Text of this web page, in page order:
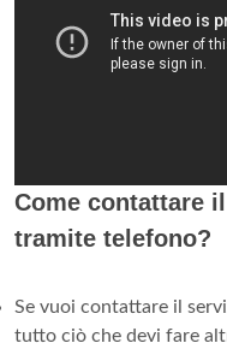
Come contattare
tramite telefono?
Se vuoi contattare il
tutto ciò che devi fare